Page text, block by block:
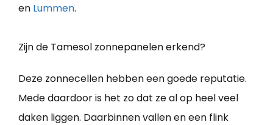
en Lummen.
Zijn de Tamesol zonnepanelen erkend?
Deze zonnecellen hebben een goede reputatie.
Mede daardoor is het zo dat ze al op heel veel
daken liggen. Daarbinnen vallen en een flink